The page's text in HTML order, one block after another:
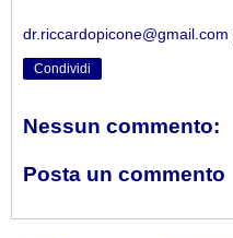
dr.riccardopicone@gmail.com
Condividi
Nessun commento:
Posta un commento